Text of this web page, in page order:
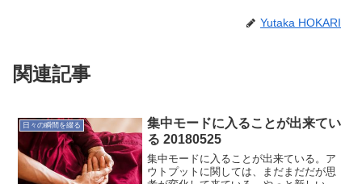
Yutaka HOKARI
関連記事
日々の瞬間を綴る
集中モードに入ることが出来てい
る 20180525
集中モードに入ることが出来ている。ア
ウトプットに関しては、まだまだだが思